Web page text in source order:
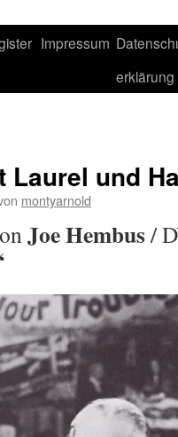
Impressum
erklärung
Laurel und
montyarnold
Joe Hembus/